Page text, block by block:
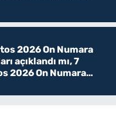
2026 On Numara
açıklandı mı, 7
2026 On Numara